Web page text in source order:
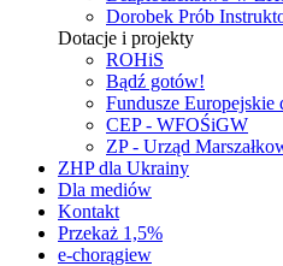
Dorobek Prób
Dotacje i projekty
ROHiS
Bądź gotów!
Fundusze
CEP - WFOŚiGW
ZP - Urząd
ZHP dla Ukrainy
Dla mediów
Kontakt
Przekaż 1,5%
e-chorągiew